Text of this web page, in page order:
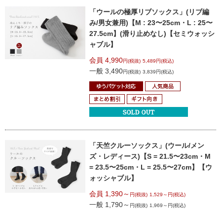
「ウールの極厚リブソックス」(リブ編
み/男女兼用) 【M : 23〜25cm・L : 25〜
27.5cm】(滑り止めなし) 【セミウォッシ
ャブル】
会員 4,990円(税抜) 5,489円(税込)
一般 3,490円(税抜) 3,839円(税込)
「天竺クルーソックス」(ウール/メン
ズ・レディース) 【S = 21.5〜23cm・M
= 23.5〜25cm・L = 25.5〜27cm】
【ウ
ォッシャブル】
会員 1,390～ 円(税抜) 1,529～円(税込)
一般 1,790～ 円(税抜) 1,969～円(税込)